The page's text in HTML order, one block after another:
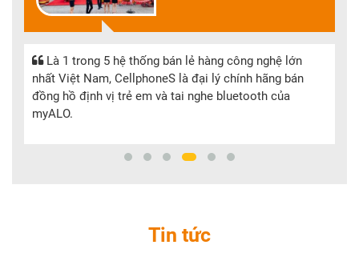
Với hệ thống 129 siêu thị trên toàn quốc, Hoàng Hà
Mobile là đại lý chính hãng bán các loại đồng hồ định
vị trẻ em và tai nghe bluetooth của myALO.
Tin tức